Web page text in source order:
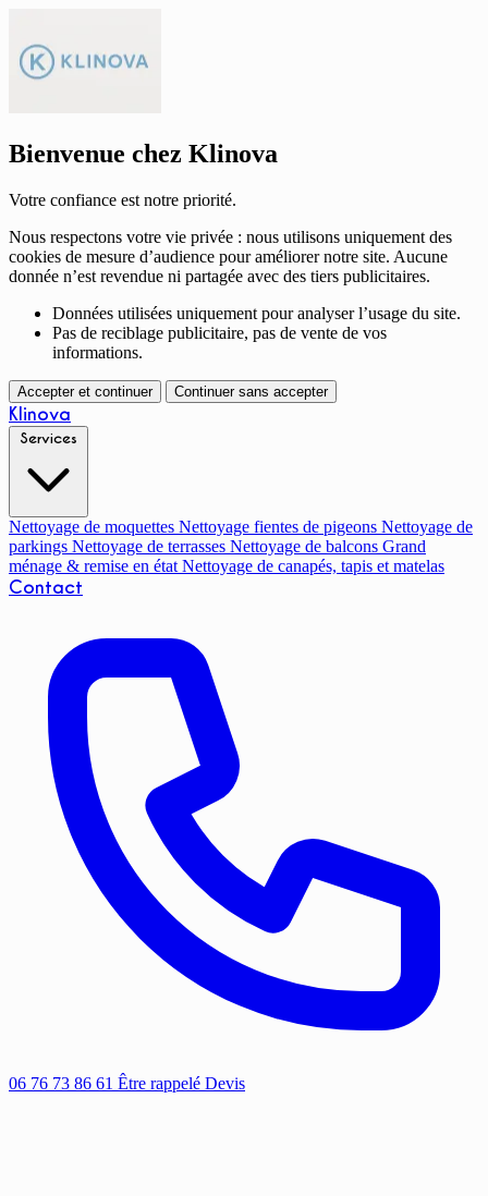
Bienvenue chez Klinova
Votre confiance est notre priorité.
Nous respectons votre vie privée : nous utilisons uniquement des
cookies de mesure d’audience pour améliorer notre site. Aucune
donnée n’est revendue ni partagée avec des tiers publicitaires.
Données utilisées uniquement pour analyser l’usage du site.
Pas de reciblage publicitaire, pas de vente de vos
informations.
Accepter et continuer Continuer sans accepter
Klinova
Nettoyage de moquettes Nettoyage fientes de pigeons Nettoyage de
parkings Nettoyage de terrasses Nettoyage de balcons Grand
ménage & remise en état Nettoyage de canapés, tapis et matelas
Contact
06 76 73 86 61 Être rappelé Devis